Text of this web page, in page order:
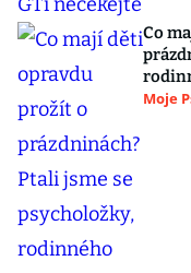
Co
Moje